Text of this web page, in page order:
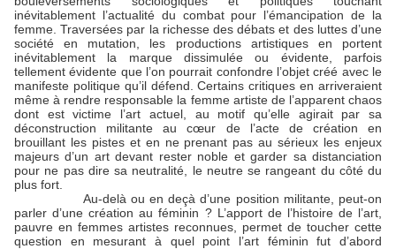
inévitablement l’actualité du combat pour l’émancipation de la
femme. Traversées par la richesse des débats et des luttes d’une
société en mutation, les productions artistiques en portent
inévitablement la marque dissimulée ou évidente, parfois
tellement évidente que l’on pourrait confondre l’objet créé avec le
manifeste politique qu’il défend. Certains critiques en arriveraient
même à rendre responsable la femme artiste de l’apparent chaos
dont est victime l’art actuel, au motif qu’elle agirait par sa
déconstruction militante au cœur de l’acte de création en
brouillant les pistes et en ne prenant pas au sérieux les enjeux
majeurs d’un art devant rester noble et garder sa distanciation
pour ne pas dire sa neutralité, le neutre se rangeant du côté du
plus fort.
Au-delà ou en deçà d’une position militante, peut-on
parler d’une création au féminin ? L’apport de l’histoire de l’art,
pauvre en femmes artistes reconnues, permet de toucher cette
question en mesurant à quel point l’art féminin fut d’abord